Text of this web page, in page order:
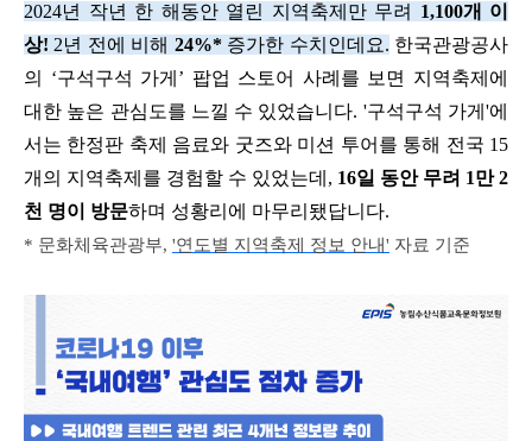
2024년 작년 한 해동안 열린 지역축제만 무려 1,100개 이
상! 2년 전에 비해 24%* 증가한 수치인데요. 한국관광공사
의 ‘구석구석 가게 ’ 팝업 스토어 사례를 보면 지역축제에
대한 높은 관심도를 느낄 수 있었습니다. '구석구석 가게'에
서는 한정판 축제 음료와 굿즈와 미션 투어를 통해 전국 15
개의 지역축제를 경험할 수 있었는데 , 16일 동안 무려 1만2
천 명이 방문하며 성황리에 마무리됐답니다.
* 문화체육관광부, '연도별 지역축제 정보 안내' 자료 기준